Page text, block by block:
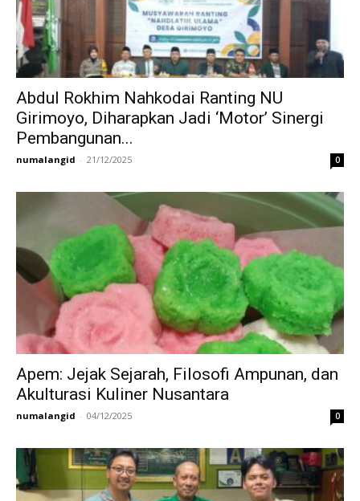
Abdul Rokhim Nahkodai Ranting NU
Girimoyo, Diharapkan Jadi ‘Motor’ Sinergi
Pembangunan...
numalangid - 21/12/2025 0
Apem: Jejak Sejarah, Filosofi Ampunan, dan
Akulturasi Kuliner Nusantara
numalangid - 04/12/2025 0